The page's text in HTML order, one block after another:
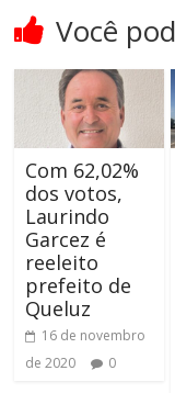
Você
Com 62,02%
dos votos,
Laurindo
Garcez é
reeleito
prefeito de
Queluz
16 de novembro
de 2020
0